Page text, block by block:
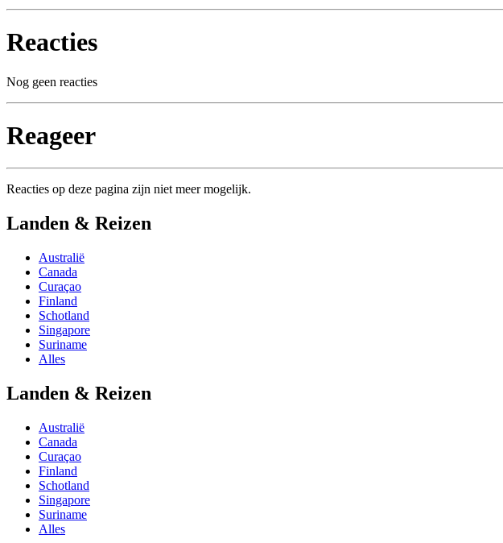
Reacties
Nog geen reacties
Reageer
Reacties op deze pagina zijn niet meer mogelijk.
Landen & Reizen
Australië
Canada
Curaçao
Finland
Schotland
Singapore
Suriname
Alles
Landen & Reizen
Australië
Canada
Curaçao
Finland
Schotland
Singapore
Suriname
Alles